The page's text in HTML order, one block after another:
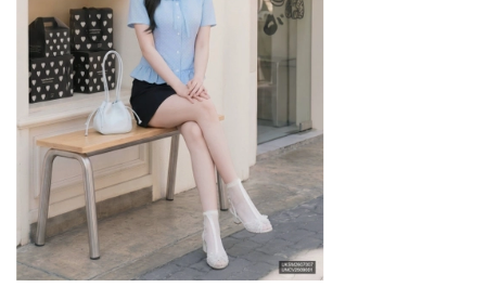
🍒 CHÍNH SÁCH CỦA SHOP
- Hỗ trợ tư vấn 24/7
- CAM KẾT TRỰC TIẾP SẢN XUẤT - BÁN HÀNG GIÁ
GỐC
- HÀNG LỖI ĐỔI TRẢ 1 ĐỔI 1 TRONG VÒNG 7
NGÀY (Theo chính sách của Shopee)